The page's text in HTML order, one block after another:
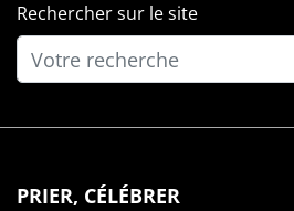
Rechercher sur le site
PRIER, CÉLÉBRER